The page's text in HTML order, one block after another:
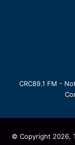
CRC89.1 FM -
© Copyright 2026,